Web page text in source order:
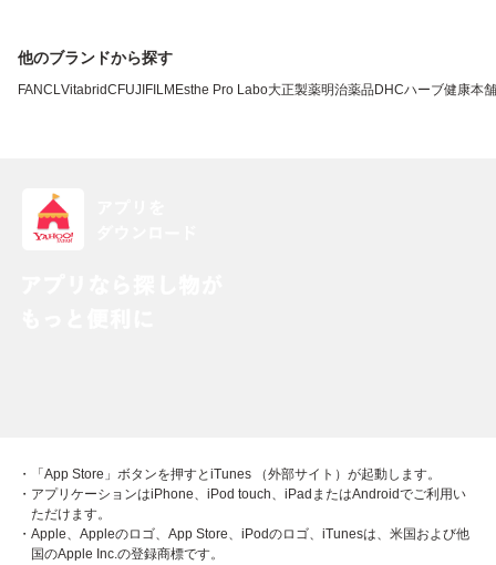
他のブランドから探す
FANCLVitabridC FUJIFILM Esthe Pro Labo大正製薬明治薬品DHCハーブ健康本舗
・「App Store」ボタンを押すとiTunes （外部サイト）が起動します。
・アプリケーションはiPhone、iPod touch、iPadまたはAndroidでご利用い
ただけます。
・Apple、Appleのロゴ、App Store、iPodのロゴ、iTunesは、米国および他
国のApple Inc.の登録商標です。